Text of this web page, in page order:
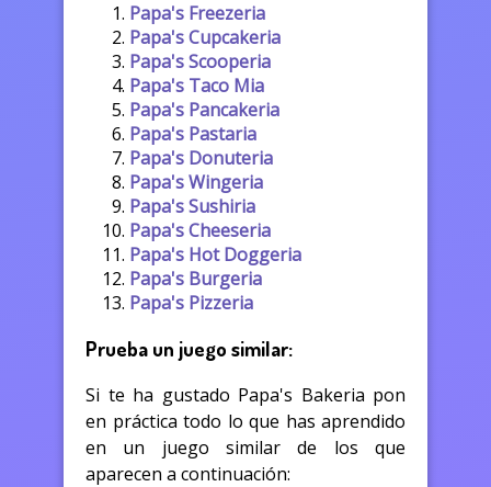
Papa's Freezeria
Papa's Cupcakeria
Papa's Scooperia
Papa's Taco Mia
Papa's Pancakeria
Papa's Pastaria
Papa's Donuteria
Papa's Wingeria
Papa's Sushiria
Papa's Cheeseria
Papa's Hot Doggeria
Papa's Burgeria
Papa's Pizzeria
Prueba un juego similar:
Si te ha gustado Papa's Bakeria pon
en práctica todo lo que has aprendido
en un juego similar de los que
aparecen a continuación: